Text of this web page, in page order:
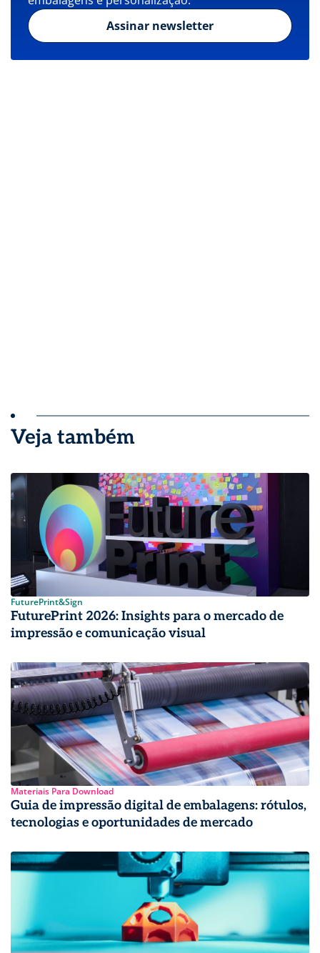
Assinar newsletter
Veja também
FuturePrint&Sign
FuturePrint 2026: Insights para o mercado de
impressão e comunicação visual
Materiais Para Download
Guia de impressão digital de embalagens: rótulos,
tecnologias e oportunidades de mercado